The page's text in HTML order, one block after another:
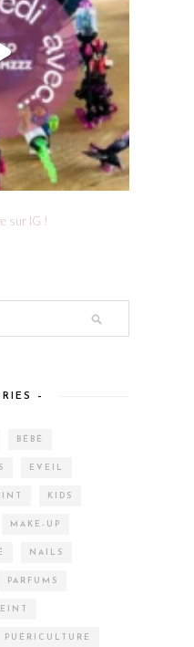
sur IG !
–
BÉBÉ
EVEIL
KIDS
MAKE-UP
NAILS
PARFUMS
PUÉRICULTURE